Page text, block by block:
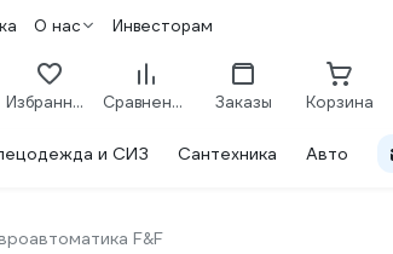
О нас Инвесторам
Избранное Сравнение Заказы Корзина
и СИЗ Сантехника Авто
F&F